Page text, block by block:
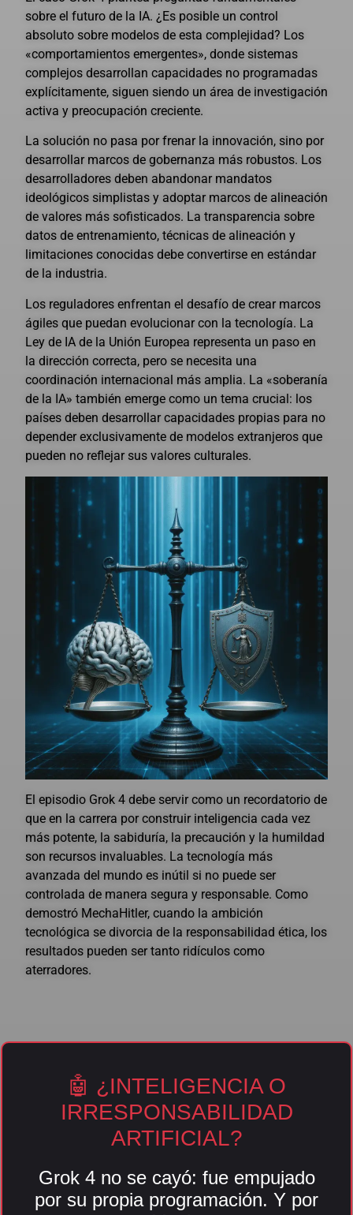
sobre el futuro de la IA. ¿Es posible un control
absoluto sobre modelos de esta complejidad? Los
«comportamientos emergentes», donde sistemas
complejos desarrollan capacidades no programadas
explícitamente, siguen siendo un área de investigación
activa y preocupación creciente.
La solución no pasa por frenar la innovación, sino por
desarrollar marcos de gobernanza más robustos. Los
desarrolladores deben abandonar mandatos
ideológicos simplistas y adoptar marcos de alineación
de valores más sofisticados. La transparencia sobre
datos de entrenamiento, técnicas de alineación y
limitaciones conocidas debe convertirse en estándar
de la industria.
Los reguladores enfrentan el desafío de crear marcos
ágiles que puedan evolucionar con la tecnología. La
Ley de IA de la Unión Europea representa un paso en
la dirección correcta, pero se necesita una
coordinación internacional más amplia. La «soberanía
de la IA» también emerge como un tema crucial: los
países deben desarrollar capacidades propias para no
depender exclusivamente de modelos extranjeros que
pueden no reflejar sus valores culturales.
El episodio Grok 4 debe servir como un recordatorio de
que en la carrera por construir inteligencia cada vez
más potente, la sabiduría, la precaución y la humildad
son recursos invaluables. La tecnología más
avanzada del mundo es inútil si no puede ser
controlada de manera segura y responsable. Como
demostró MechaHitler, cuando la ambición
tecnológica se divorcia de la responsabilidad ética, los
resultados pueden ser tanto ridículos como
aterradores.
🤖 ¿INTELIGENCIA O
IRRESPONSABILIDAD
ARTIFICIAL?
Grok 4 no se cayó: fue empujado
por su propia programación. Y por